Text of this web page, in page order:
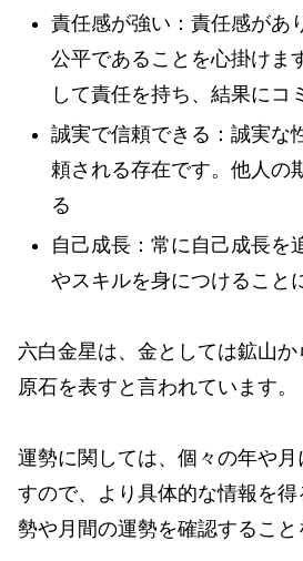
責任感が強い：責任感があ
公平であることを心掛けま
して責任を持ち、結果にコ
誠実で信頼できる：誠実な
頼される存在です。他人の
る
自己成長：常に自己成長を
やスキルを身につけること
六白金星は、金としては鉱山
原石を表すと言われています。
運勢に関しては、個々の年や月
すので、より具体的な情報を
勢や月間の運勢を確認すること